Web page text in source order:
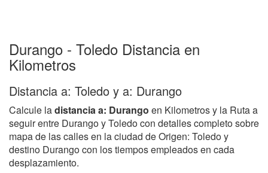
Durango - Toledo Distancia en
Kilometros
Distancia a: Toledo y a: Durango
Calcule ladistancia a: Durango en Kilometros y la Ruta a
seguir entre Durango y Toledo con detalles completo sobre
mapa de las calles en la ciudad de Origen: Toledo y
destino Durango con los tiempos empleados en cada
desplazamiento.